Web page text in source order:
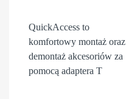
QuickAccess to
komfortowy montaż oraz
demontaż akcesoriów za
pomocą adaptera T